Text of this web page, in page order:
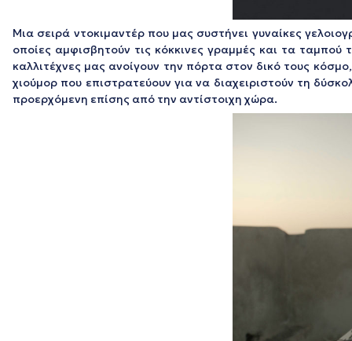
Μια σειρά ντοκιμαντέρ που μας συστήνει γυναίκες
οποίες αμφισβητούν τις κόκκινες γραμμές και τα ταμπού
καλλιτέχνες μας ανοίγουν την πόρτα στον δικό τους
χιούμορ που επιστρατεύουν για να διαχειριστούν τη
προερχόμενη επίσης από την αντίστοιχη χώρα.